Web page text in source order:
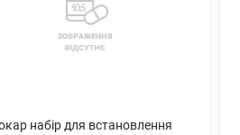
набір для встановлення